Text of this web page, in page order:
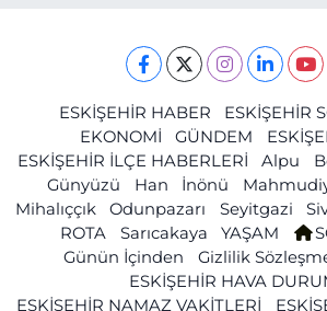
ESKİŞEHİR HABER
ESKİŞEHİR
EKONOMİ
GÜNDEM
ESKİŞEHİR İLÇE HABERLERİ
Alpu
Günyüzü
Han İnönü
Mihalıççık
Odunpazarı Seyitgazi
ROTA
Sarıcakaya YAŞAM
Günün İçinden
Gizlilik
ESKİŞEHİR HAVA
ESKİŞEHİR NAMAZ VAKİTLERİ